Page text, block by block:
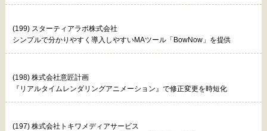
(199) スターティアラボ株式会社
シンプルで分かりやすく導入しやすいMAツール「BowNow」を提供
(198) 株式会社意匠計画
『リアルタイムレンダリングアニメーション』で修正変更を時短化
(197) 株式会社トキワメディアサービス